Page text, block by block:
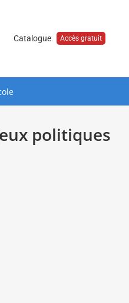
Catalogue Accès gratuit
politiques